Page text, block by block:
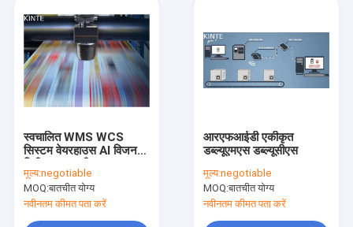
स्वचालित WMS WCS
सिस्टम वेयरहाउस AI विजन
मूल्य:negotiable
MOQ:बातचीत योग्य
नवीनतम कीमत पता करें
आरएफआईडी एकीकृत
डब्ल्यूएमएस डब्ल्यूसीएस
मूल्य:negotiable
MOQ:बातचीत योग्य
नवीनतम कीमत पता करें